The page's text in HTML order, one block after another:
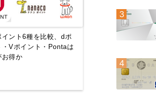
イント6種を比較、dポ
・Vポイント・Pontaは
お得か